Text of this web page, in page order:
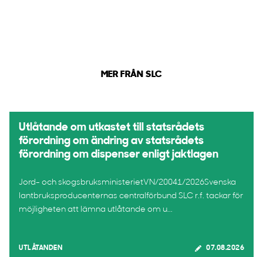
MER FRÅN SLC
Utlåtande om utkastet till statsrådets
förordning om ändring av statsrådets
förordning om dispenser enligt jaktlagen
Jord- och skogsbruksministerietVN/20041/2026Svenska
lantbruksproducenternas centralförbund SLC r.f. tackar för
möjligheten att lämna utlåtande om u...
UTLÅTANDEN 07.08.2026